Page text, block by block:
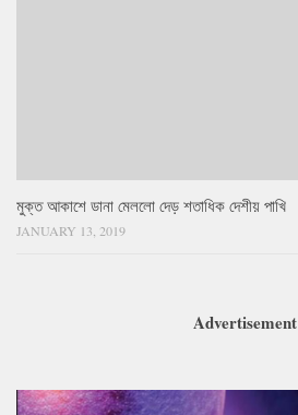
মুক্ত আকাশে ডানা মেললো দেড় শতাধিক দেশীয় পাখি
JANUARY 13, 2019
Advertisement